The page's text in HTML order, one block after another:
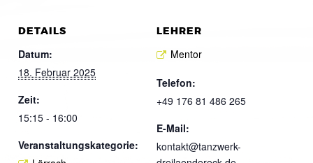
DETAILS
Datum:
18. Februar 2025
Zeit:
15:15 - 16:00
Veranstaltungskategorie:
LEHRER
Mentor
Telefon:
+49 176 81 486 265
E-Mail:
kontakt@tanzwerk-